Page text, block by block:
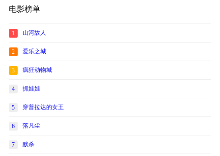
电影榜单
1 山河故人
2 爱乐之城
3 疯狂动物城
4 抓娃娃
5 穿普拉达的女王
6 落凡尘
7 默杀